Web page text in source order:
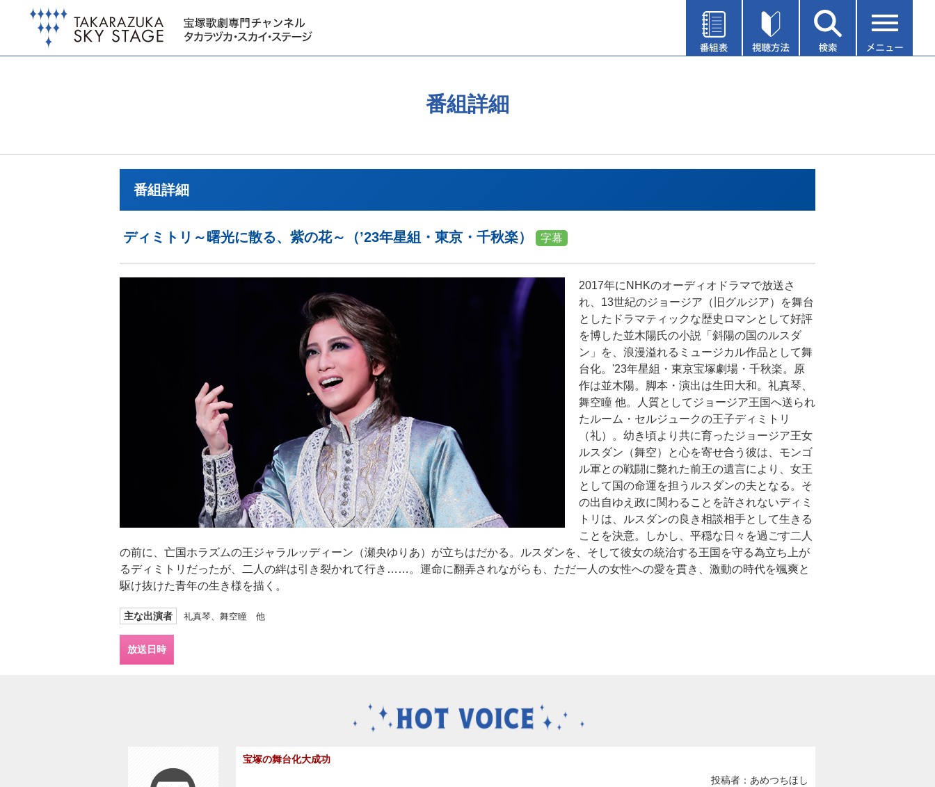
番組詳細
番組詳細
ディミトリ～曙光に散る、紫の花～（’23年星組・東京・千秋楽） 字幕
2017年にNHKのオーディオドラマで放送さ
れ、13世紀のジョージア（旧グルジア）を舞台
としたドラマティックな歴史ロマンとして好評
を博した並木陽氏の小説「斜陽の国のルスダ
ン」を、浪漫溢れるミュージカル作品として舞
台化。'23年星組・東京宝塚劇場・千秋楽。原
作は並木陽。脚本・演出は生田大和。礼真琴、
舞空瞳 他。人質としてジョージア王国へ送られ
たルーム・セルジュークの王子ディミトリ
（礼）。幼き頃より共に育ったジョージア王女
ルスダン（舞空）と心を寄せ合う彼は、モンゴ
ル軍との戦闘に斃れた前王の遺言により、女王
として国の命運を担うルスダンの夫となる。そ
の出自ゆえ政に関わることを許されないディミ
トリは、ルスダンの良き相談相手として生きる
ことを決意。しかし、平穏な日々を過ごす二人
の前に、亡国ホラズムの王ジャラルッディーン（瀬央ゆりあ）が立ちはだかる。ルスダンを、そして彼女の統治する王国を守る為立ち上が
るディミトリだったが、二人の絆は引き裂かれて行き……。運命に翻弄されながらも、ただ一人の女性への愛を貫き、激動の時代を颯爽と
駆け抜けた青年の生き様を描く。
主な出演者 礼真琴、舞空瞳 他
放送日時
宝塚の舞台化大成功
投稿者：あめつちほし